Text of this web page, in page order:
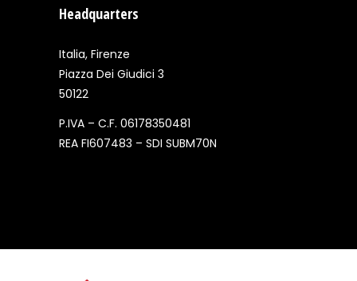
Headquarters
Italia, Firenze
Piazza Dei Giudici 3
50122
P.IVA – C.F. 06178350481
REA FI607483 – SDI SUBM70N